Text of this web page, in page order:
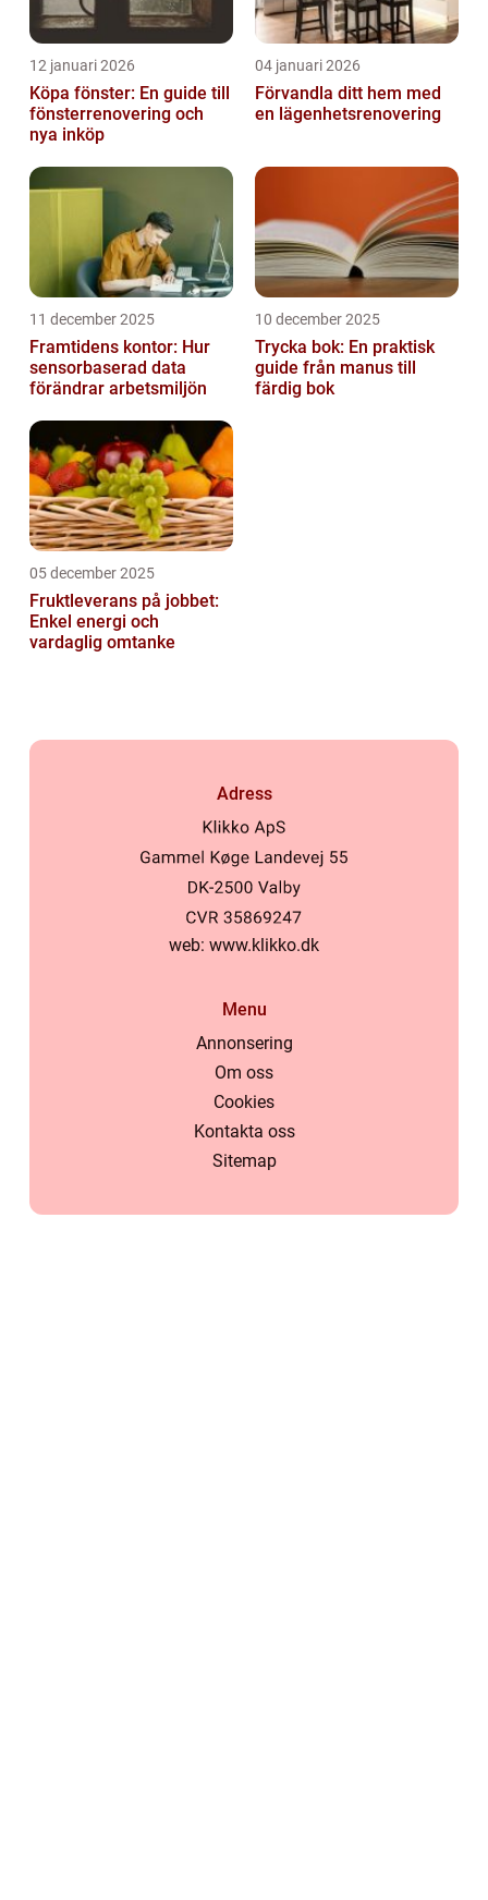
12 januari 2026
Köpa fönster: En guide till
fönsterrenovering och
nya inköp
04 januari 2026
Förvandla ditt hem med
en lägenhetsrenovering
11 december 2025
Framtidens kontor: Hur
sensorbaserad data
förändrar arbetsmiljön
10 december 2025
Trycka bok: En praktisk
guide från manus till
färdig bok
05 december 2025
Fruktleverans på jobbet:
Enkel energi och
vardaglig omtanke
Adress
web: www.klikko.dk
Menu
Annonsering
Om oss
Cookies
Kontakta oss
Sitemap